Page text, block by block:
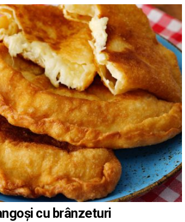
cu brânzeturi